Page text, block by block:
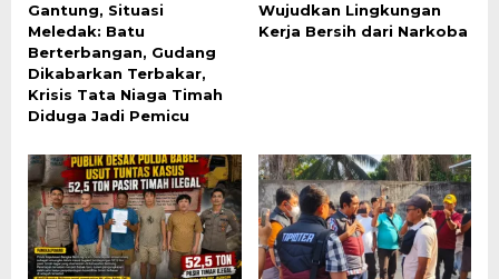
Gantung, Situasi
Meledak: Batu
Berterbangan, Gudang
Dikabarkan Terbakar,
Krisis Tata Niaga Timah
Diduga Jadi Pemicu
Wujudkan Lingkungan
Kerja Bersih dari Narkoba